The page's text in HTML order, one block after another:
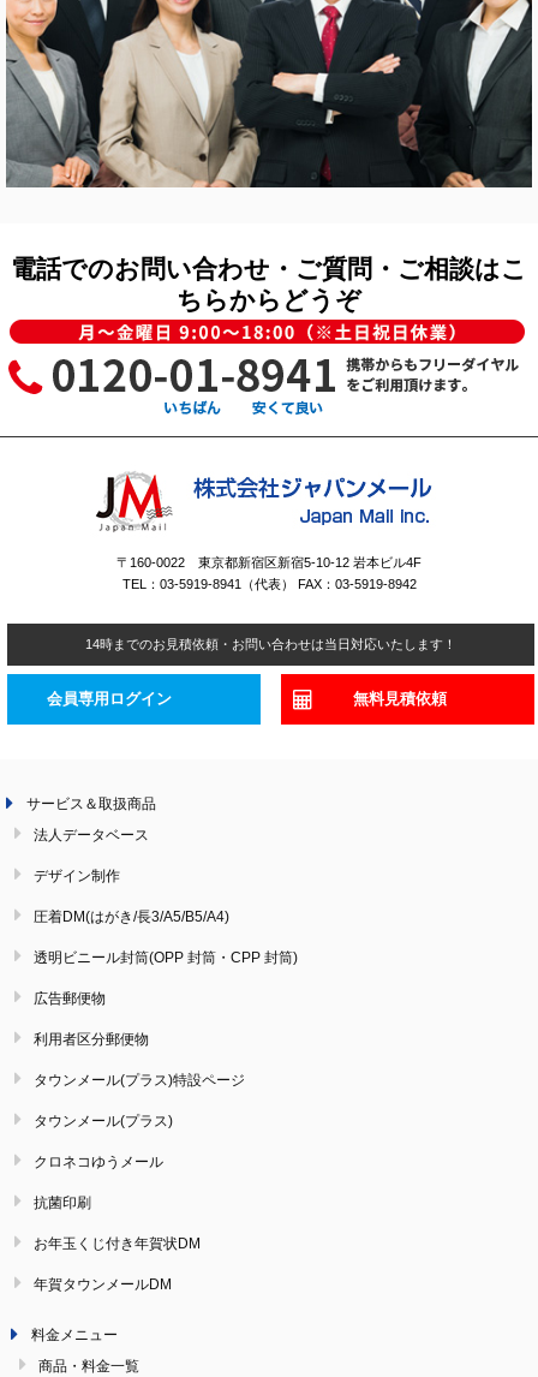
電話でのお問い合わせ・ご質問・ご相談はこ
ちらからどうぞ
〒160-0022 東京都新宿区新宿5-10-12 岩本ビル4F
TEL：03-5919-8941（代表） FAX：03-5919-8942
14時までのお見積依頼・お問い合わせは当日対応いたします！
会員専用ログイン 無料見積依頼
サービス＆取扱商品
法人データベース
デザイン制作
圧着DM(はがき/長3/A5/B5/A4)
透明ビニール封筒(OPP 封筒・CPP 封筒)
広告郵便物
利用者区分郵便物
タウンメール(プラス)特設ページ
タウンメール(プラス)
クロネコゆうメール
抗菌印刷
お年玉くじ付き年賀状DM
年賀タウンメールDM
料金メニュー
商品・料金一覧